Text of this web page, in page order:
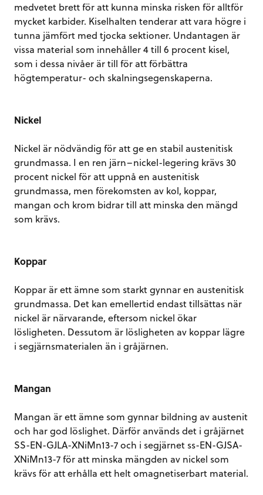
medvetet brett för att kunna minska risken för alltför
mycket karbider. Kiselhalten tenderar att vara högre i
tunna jämfört med tjocka sektioner. Undantagen är
vissa material som innehåller 4 till 6 procent kisel,
som i dessa nivåer är till för att förbättra
högtemperatur- och skalningsegenskaperna.
Nickel
Nickel är nödvändig för att ge en stabil austenitisk
grundmassa. I en ren järn–nickel-legering krävs 30
procent nickel för att uppnå en austenitisk
grundmassa, men förekomsten av kol, koppar,
mangan och krom bidrar till att minska den mängd
som krävs.
Koppar
Koppar är ett ämne som starkt gynnar en austenitisk
grundmassa. Det kan emellertid endast tillsättas när
nickel är närvarande, eftersom nickel ökar
lösligheten. Dessutom är lösligheten av koppar lägre
i segjärnsmaterialen än i gråjärnen.
Mangan
Mangan är ett ämne som gynnar bildning av austenit
och har god löslighet. Därför används det i gråjärnet
SS-EN-GJLA-XNiMn13-7 och i segjärnet ss-EN-GJSA-
XNiMn13-7 för att minska mängden av nickel som
krävs för att erhålla ett helt omagnetiserbart material.